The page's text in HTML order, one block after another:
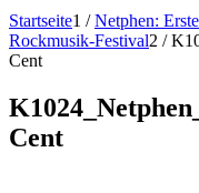
Startseite1 / Netphen:
Rockmusik-Festival2 /
Cent
Cent